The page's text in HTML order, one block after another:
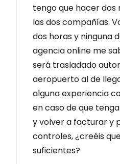
tengo que hacer
las dos compañías.
dos horas y ninguna
agencia online me
será trasladado
aeropuerto al de
alguna experiencia
en caso de que
y volver a facturar y
controles, ¿creéis
suficientes?